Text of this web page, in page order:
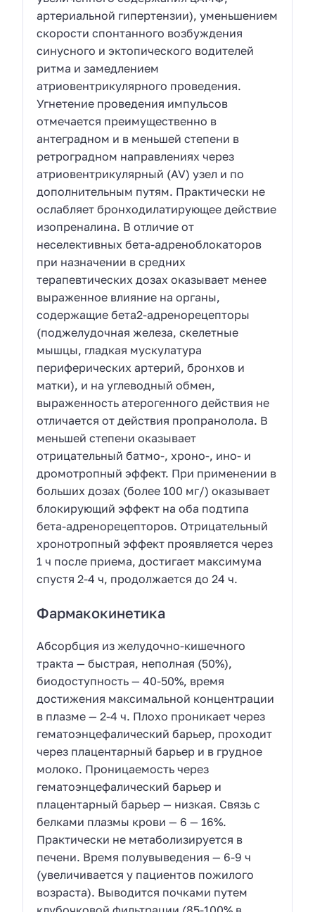
артериальной гипертензии), уменьшением
скорости спонтанного возбуждения
синусного и эктопического водителей
ритма и замедлением
атриовентрикулярного проведения.
Угнетение проведения импульсов
отмечается преимущественно в
антеградном и в меньшей степени в
ретроградном направлениях через
атриовентрикулярный (AV) узел и по
дополнительным путям. Практически не
ослабляет бронходилатирующее действие
изопреналина. В отличие от
неселективных бета-адреноблокаторов
при назначении в средних
терапевтических дозах оказывает менее
выраженное влияние на органы,
содержащие бета2-адренорецепторы
(поджелудочная железа, скелетные
мышцы, гладкая мускулатура
периферических артерий, бронхов и
матки), и на углеводный обмен,
выраженность атерогенного действия не
отличается от действия пропранолола. В
меньшей степени оказывает
отрицательный батмо-, хроно-, ино- и
дромотропный эффект. При применении в
больших дозах (более 100 мг/) оказывает
блокирующий эффект на оба подтипа
бета-адренорецепторов. Отрицательный
хронотропный эффект проявляется через
1 ч после приема, достигает максимума
спустя 2-4 ч, продолжается до 24 ч.
Фармакокинетика
Абсорбция из желудочно-кишечного
тракта — быстрая, неполная (50%),
биодоступность — 40-50%, время
достижения максимальной концентрации
в плазме — 2-4 ч. Плохо проникает через
гематоэнцефалический барьер, проходит
через плацентарный барьер и в грудное
молоко. Проницаемость через
гематоэнцефалический барьер и
плацентарный барьер — низкая. Связь с
белками плазмы крови — 6 — 16%.
Практически не метаболизируется в
печени. Время полувыведения — 6-9 ч
(увеличивается у пациентов пожилого
возраста). Выводится почками путем